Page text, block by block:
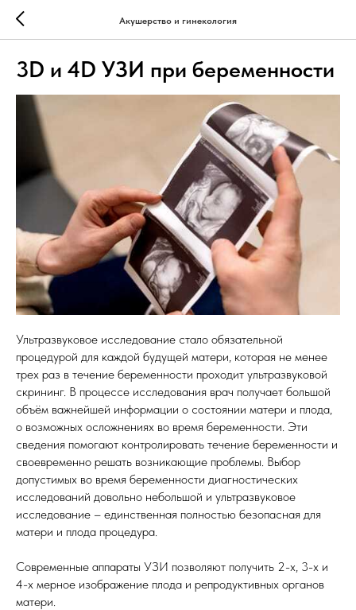
Акушерство и гинекология
3D и 4D УЗИ при беременности
Ультразвуковое исследование стало обязательной
процедурой для каждой будущей матери, которая не менее
трех раз в течение беременности проходит ультразвуковой
скрининг. В процессе исследования врач получает большой
объём важнейшей информации о состоянии матери и плода,
о возможных осложнениях во время беременности. Эти
сведения помогают контролировать течение беременности и
своевременно решать возникающие проблемы. Выбор
допустимых во время беременности диагностических
исследований довольно небольшой и ультразвуковое
исследование – единственная полностью безопасная для
матери и плода процедура.
Современные аппараты УЗИ позволяют получить 2-х, 3-х и
4-х мерное изображение плода и репродуктивных органов
матери.